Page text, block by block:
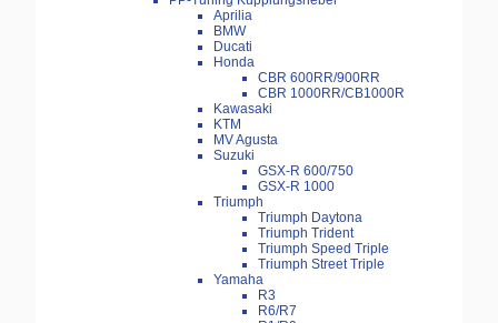
Aprilia
BMW
Ducati
Honda
CBR 600RR/900RR
CBR 1000RR/CB1000R
Kawasaki
KTM
MV Agusta
Suzuki
GSX-R 600/750
GSX-R 1000
Triumph
Triumph Daytona
Triumph Trident
Triumph Speed Triple
Triumph Street Triple
Yamaha
R3
R6/R7